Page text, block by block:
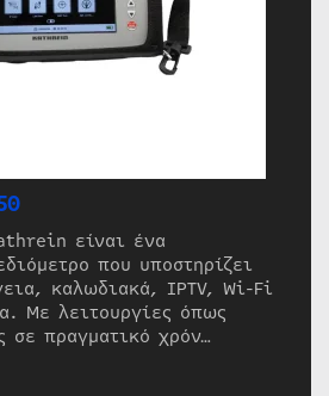
είναι ένα
που υποστηρίζει
καλωδιακά, IPTV, Wi-Fi
Με λειτουργίες όπως
σε πραγματικό χρόν…